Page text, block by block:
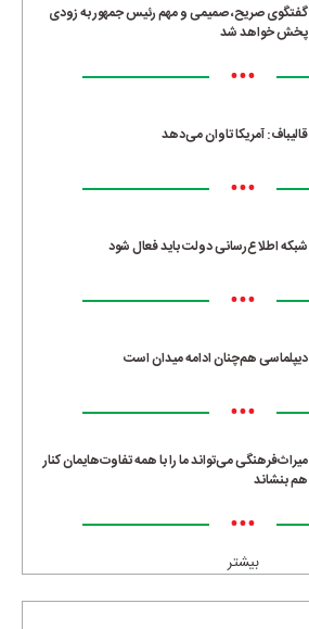
گفتگوی صریح، صمیمی و مهم رئیس جمهور به زودی
پخش خواهد شد
•••
قالیباف: آمریکا تاوان می‌دهد
•••
شبکه اطلاع‌رسانی دولت باید فعال شود
•••
دیپلماسی هم‌چنان ادامه میدان است
•••
میراث‌فرهنگی می‌تواند ما را با همه تفاوت‌هایمان کنار
هم بنشاند
•••
بیشتر